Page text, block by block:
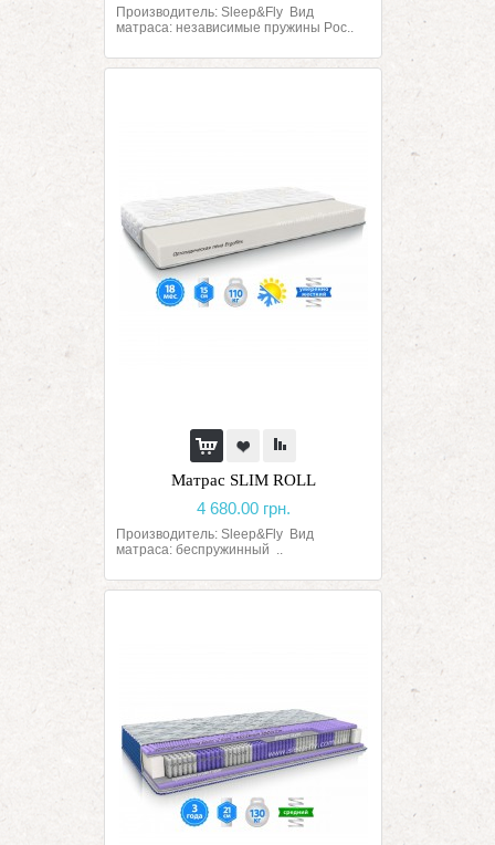
Производитель: Sleep&Fly Вид
матраса: независимые пружины Poc..
Матрас SLIM ROLL
4 680.00 грн.
Производитель: Sleep&Fly Вид
матраса: беспружинный ..